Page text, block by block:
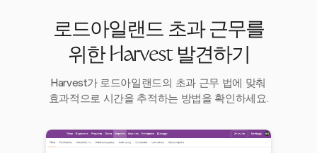
로드아일랜드 초과 근무를
위한 Harvest 발견하기
Harvest가 로드아일랜드의 초과 근무 법에 맞춰
효과적으로 시간을 추적하는 방법을 확인하세요.